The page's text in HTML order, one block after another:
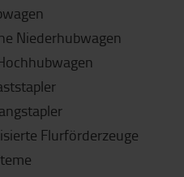
Niederhubwagen
Flurförderzeuge